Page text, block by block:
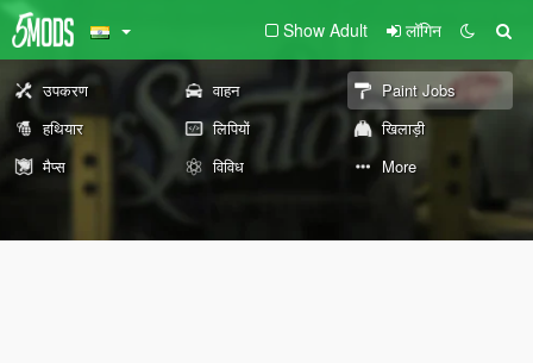
Show Adult लॉगिन
उपकरण वाहन
Paint Jobs
हथियार
लिपियों
खिलाड़ी
मैप्स
विविध More